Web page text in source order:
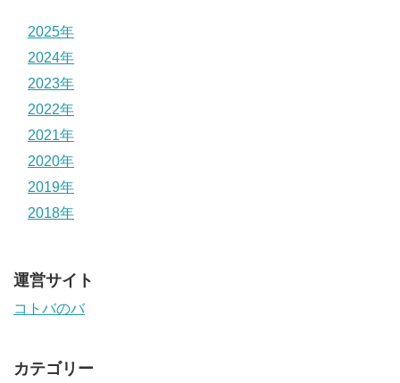
2025年
2024年
2023年
2022年
2021年
2020年
2019年
2018年
運営サイト
コトバのバ
カテゴリー